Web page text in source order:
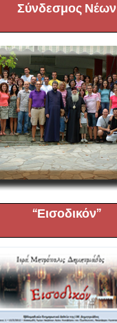
Σύνδεσμος Νέων
“Εισοδικόν”